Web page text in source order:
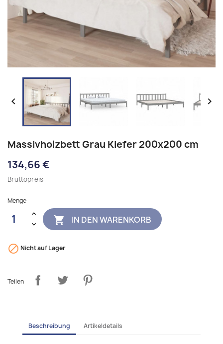
 
Massivholzbett Grau Kiefer 200x200 cm
134,66 €
Bruttopreis
Menge
 IN DEN WARENKORB
 Nicht auf Lager
Teilen
Beschreibung Artikeldetails